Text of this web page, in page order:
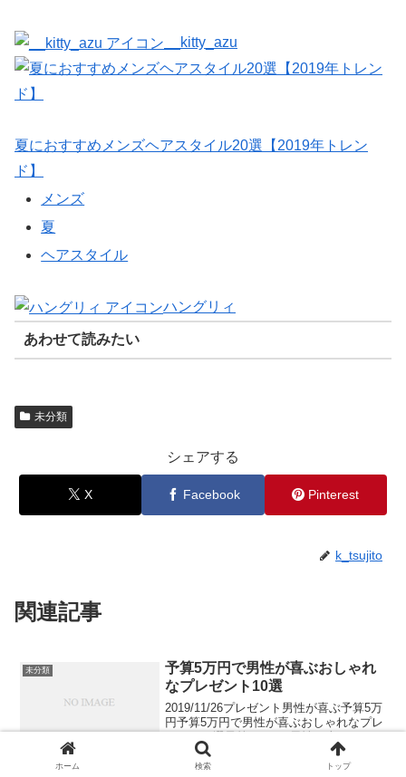
__kitty_azu
夏におすすめメンズヘアスタイル20選【2019年トレン
ド】
メンズ
夏
ヘアスタイル
ハングリィ
あわせて読みたい
未分類
シェアする
X Facebook Pinterest
k_tsujito
関連記事
未分類
予算5万円で男性が喜ぶおしゃれ
なプレゼント10選
2019/11/26プレゼント男性が喜ぶ予算5万
円予算5万円で男性が喜ぶおしゃれなプレ
れなプレゼント10選をご紹介します。大
切な人にプレゼントを選ぶとき、喜んで
ホーム 検索 トップ